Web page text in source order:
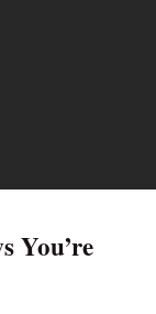
You’re